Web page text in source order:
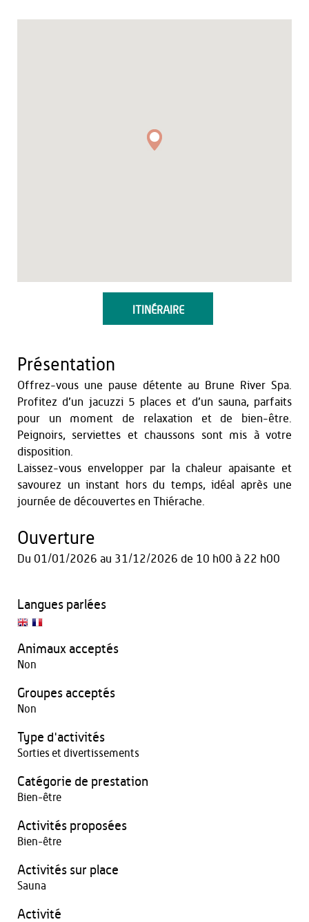
ITINÉRAIRE
Présentation
Offrez-vous une pause détente au Brune River Spa.
Profitez d’un jacuzzi 5 places et d’un sauna, parfaits
pour un moment de relaxation et de bien-être.
Peignoirs, serviettes et chaussons sont mis à votre
disposition.
Laissez-vous envelopper par la chaleur apaisante et
savourez un instant hors du temps, idéal après une
journée de découvertes en Thiérache.
Ouverture
Du 01/01/2026 au 31/12/2026 de 10 h00 à 22 h00
Langues parlées
Animaux acceptés
Non
Groupes acceptés
Non
Type d'activités
Sorties et divertissements
Catégorie de prestation
Bien-être
Activités proposées
Bien-être
Activités sur place
Sauna
Activité